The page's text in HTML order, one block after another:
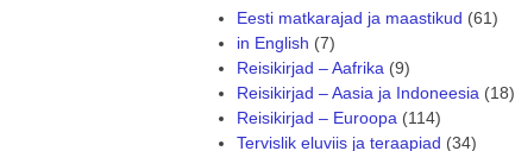
Eesti matkarajad ja maastikud (61)
in English (7)
Reisikirjad – Aafrika(9)
Reisikirjad – Aasia ja Indoneesia(18)
Reisikirjad – Euroopa(114)
Tervislik eluviis ja teraapiad (34)